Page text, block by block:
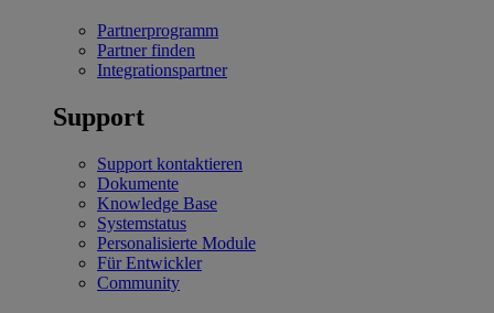
Partnerprogramm
Partner finden
Integrationspartner
Support
Support kontaktieren
Dokumente
Knowledge Base
Systemstatus
Personalisierte Module
Für Entwickler
Community